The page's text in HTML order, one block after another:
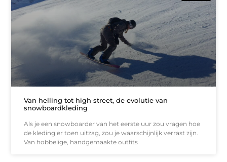
Van helling tot high street, de evolutie van
snowboardkleding
Als je een snowboarder van het eerste uur zou vragen hoe
de kleding er toen uitzag, zou je waarschijnlijk verrast zijn.
Van hobbelige, handgemaakte outfits